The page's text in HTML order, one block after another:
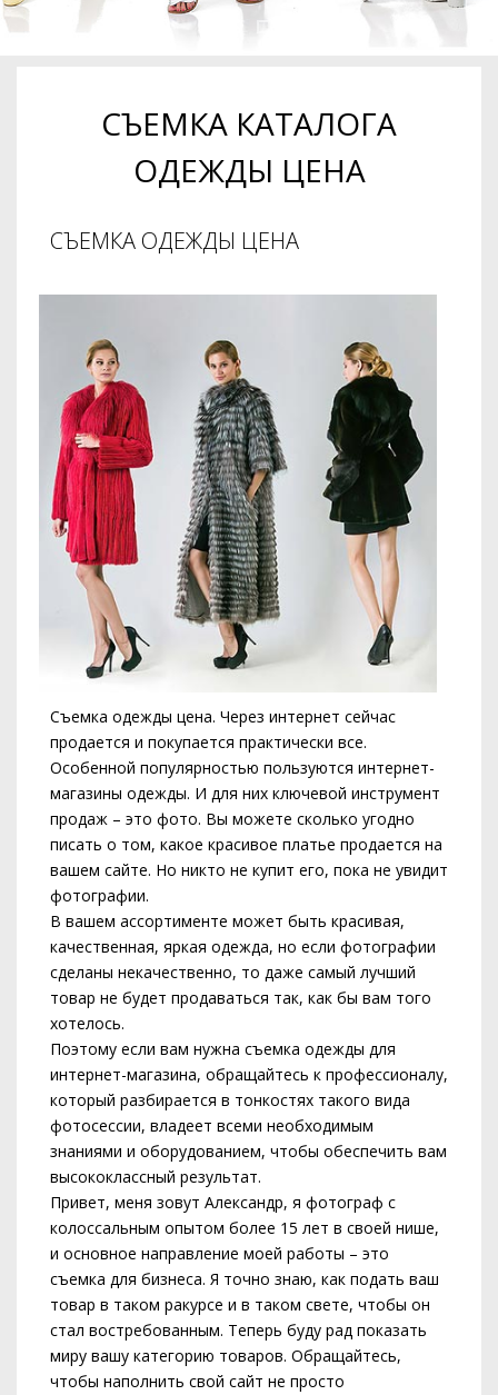
СЪЕМКА КАТАЛОГА
ОДЕЖДЫ ЦЕНА
СЪЕМКА ОДЕЖДЫ ЦЕНА
Съемка одежды цена. Через интернет сейчас
продается и покупается практически все.
Особенной популярностью пользуются интернет-
магазины одежды. И для них ключевой инструмент
продаж – это фото. Вы можете сколько угодно
писать о том, какое красивое платье продается на
вашем сайте. Но никто не купит его, пока не увидит
фотографии.
В вашем ассортименте может быть красивая,
качественная, яркая одежда, но если фотографии
сделаны некачественно, то даже самый лучший
товар не будет продаваться так, как бы вам того
хотелось.
Поэтому если вам нужна съемка одежды для
интернет-магазина, обращайтесь к профессионалу,
который разбирается в тонкостях такого вида
фотосессии, владеет всеми необходимым
знаниями и оборудованием, чтобы обеспечить вам
высококлассный результат.
Привет, меня зовут Александр, я фотограф с
колоссальным опытом более 15 лет в своей нише,
и основное направление моей работы – это
съемка для бизнеса. Я точно знаю, как подать ваш
товар в таком ракурсе и в таком свете, чтобы он
стал востребованным. Теперь буду рад показать
миру вашу категорию товаров. Обращайтесь,
чтобы наполнить свой сайт не просто